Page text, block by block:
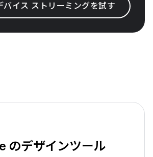
イス ストリーミングを試す
のデザインツール